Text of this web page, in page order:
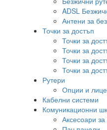
ADSL
Антени за
Точки за достъп
Точки за
Точки за
Точки за
Точки за
Рутери
Опции и
Кабелни системи
Комуникационни
Аксесоари